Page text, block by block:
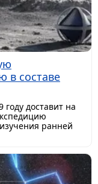
в составе
доставит на
ранней